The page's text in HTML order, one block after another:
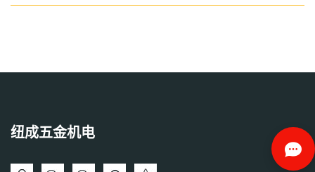
纽成五金机电